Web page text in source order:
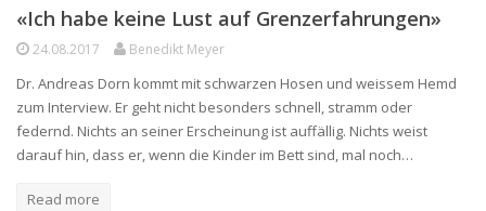
«Ich habe keine Lust auf Grenzerfahrungen»
24.08.2017 Benedikt Meyer
Dr. Andreas Dorn kommt mit schwarzen Hosen und weissem Hemd
zum Interview. Er geht nicht besonders schnell, stramm oder
federnd. Nichts an seiner Erscheinung ist auffällig. Nichts weist
darauf hin, dass er, wenn die Kinder im Bett sind, mal noch…
Read more